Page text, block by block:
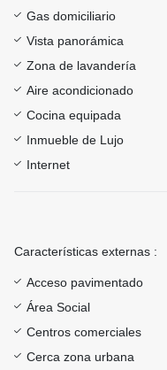
Gas domiciliario
Vista panorámica
Zona de lavandería
Aire acondicionado
Cocina equipada
Inmueble de Lujo
Internet
Características externas :
Acceso pavimentado
Área Social
Centros comerciales
Cerca zona urbana